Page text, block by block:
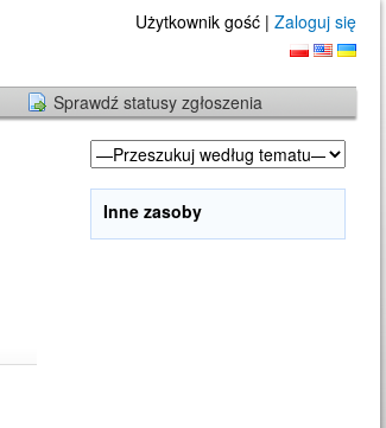
Użytkownik gość | Zaloguj się
Sprawdź statusy zgłoszenia
Inne zasoby